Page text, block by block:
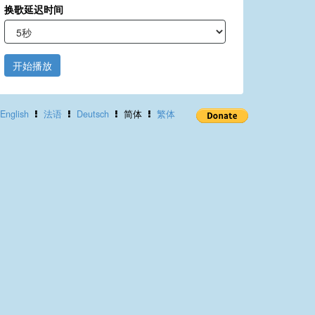
换歌延迟时间
开始播放
English 法语 Deutsch 简体 繁体